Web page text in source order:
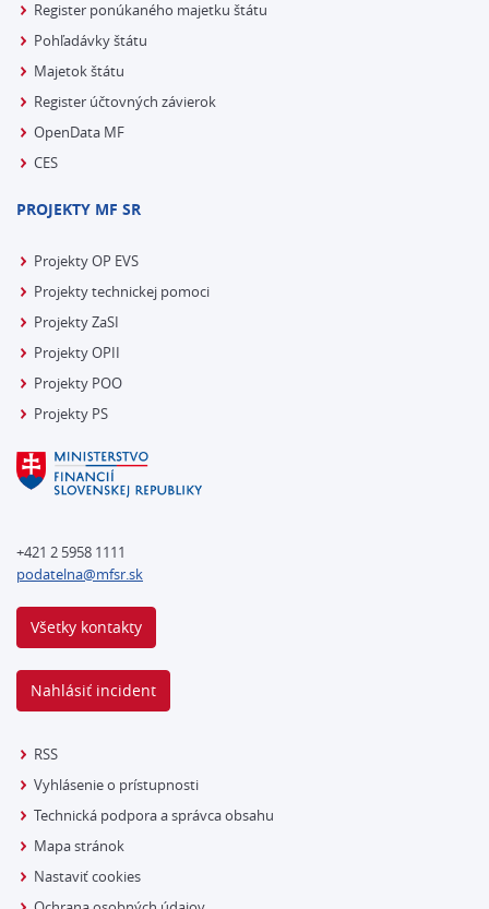
Register ponúkaného majetku štátu
Pohľadávky štátu
Majetok štátu
Register účtovných závierok
OpenData MF
CES
PROJEKTY MF SR
Projekty OP EVS
Projekty technickej pomoci
Projekty ZaSI
Projekty OPII
Projekty POO
Projekty PS
+421 2 5958 1111
podatelna@mfsr.sk
Všetky kontakty
Nahlásiť incident
RSS
Vyhlásenie o prístupnosti
Technická podpora a správca obsahu
Mapa stránok
Nastaviť cookies